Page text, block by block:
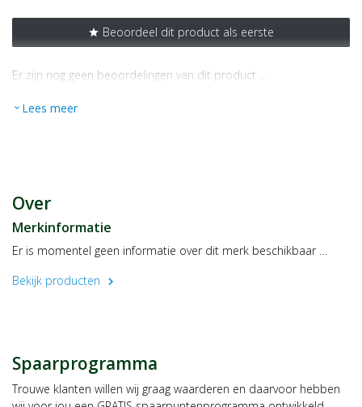
star Beoordeel dit product als eerste
Er zijn nog geen beoordelingen van dit product …
expand_more Lees meer
Over
Merkinformatie
Er is momentel geen informatie over dit merk beschikbaar …
Bekijk producten
chevron_right
Spaarprogramma
Trouwe klanten willen wij graag waarderen en daarvoor hebben